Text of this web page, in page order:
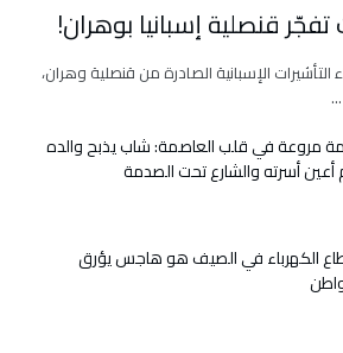
قنصلية إسبانيا بوهران!
الإسبانية الصادرة من قنصلية وهران،
مروعة في قلب العاصمة: شاب يذبح والده
أعين أسرته والشارع تحت الصدمة
الكهرباء في الصيف هو هاجس يؤرق